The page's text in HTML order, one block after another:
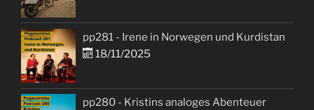
pp281 - Irene in Norwegen und Kurdistan
18/11/2025
pp280 - Kristins analoges Abenteuer